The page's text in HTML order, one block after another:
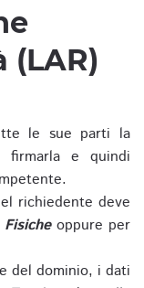
(LAR)
le sue parti la
firmarla e quindi
richiedente deve
oppure per
del dominio, i dati